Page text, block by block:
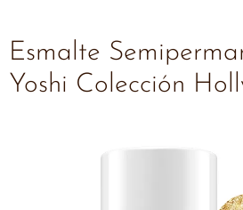
Esmalte
Yoshi Colección